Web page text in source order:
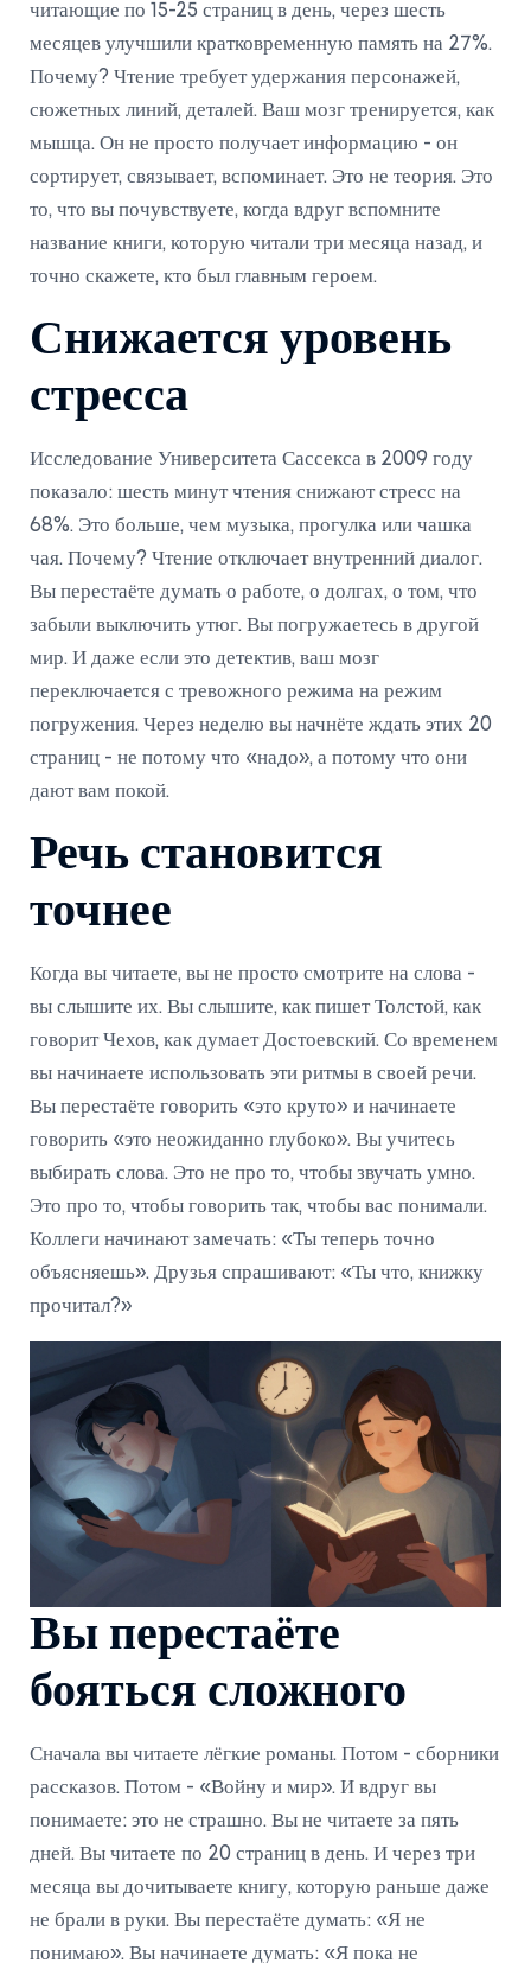
читающие по 15-25 страниц в день, через шесть
месяцев улучшили кратковременную память на 27%.
Почему? Чтение требует удержания персонажей,
сюжетных линий, деталей. Ваш мозг тренируется, как
мышца. Он не просто получает информацию - он
сортирует, связывает, вспоминает. Это не теория. Это
то, что вы почувствуете, когда вдруг вспомните
название книги, которую читали три месяца назад, и
точно скажете, кто был главным героем.
Снижается уровень
стресса
Исследование Университета Сассекса в 2009 году
показало: шесть минут чтения снижают стресс на
68%. Это больше, чем музыка, прогулка или чашка
чая. Почему? Чтение отключает внутренний диалог.
Вы перестаёте думать о работе, о долгах, о том, что
забыли выключить утюг. Вы погружаетесь в другой
мир. И даже если это детектив, ваш мозг
переключается с тревожного режима на режим
погружения. Через неделю вы начнёте ждать этих 20
страниц - не потому что «надо», а потому что они
дают вам покой.
Речь становится
точнее
Когда вы читаете, вы не просто смотрите на слова -
вы слышите их. Вы слышите, как пишет Толстой, как
говорит Чехов, как думает Достоевский. Со временем
вы начинаете использовать эти ритмы в своей речи.
Вы перестаёте говорить «это круто» и начинаете
говорить «это неожиданно глубоко». Вы учитесь
выбирать слова. Это не про то, чтобы звучать умно.
Это про то, чтобы говорить так, чтобы вас понимали.
Коллеги начинают замечать: «Ты теперь точно
объясняешь». Друзья спрашивают: «Ты что, книжку
прочитал?»
Вы перестаёте
бояться сложного
Сначала вы читаете лёгкие романы. Потом - сборники
рассказов. Потом - «Войну и мир». И вдруг вы
понимаете: это не страшно. Вы не читаете за пять
дней. Вы читаете по 20 страниц в день. И через три
месяца вы дочитываете книгу, которую раньше даже
не брали в руки. Вы перестаёте думать: «Я не
понимаю». Вы начинаете думать: «Я пока не